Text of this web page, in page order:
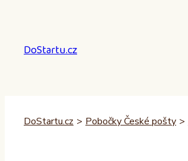
DoStartu.cz
DoStartu.cz > Pobočky České pošty >